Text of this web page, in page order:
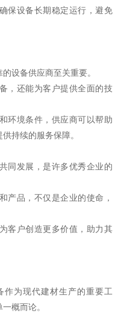
保设备长期稳定运行，避免
设备供应商至关重要。
，还能为客户提供全面的技
环境条件，供应商可以帮助
持续的服务保障。
同发展，是许多优秀企业的
产品，不仅是企业的使命，
客户创造更多价值，助力其
作为现代建材生产的重要工
概而论。